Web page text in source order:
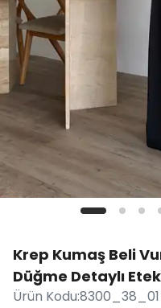
Krep Kumaş Beli
Düğme Detaylı
Ürün Kodu:8300_38_01